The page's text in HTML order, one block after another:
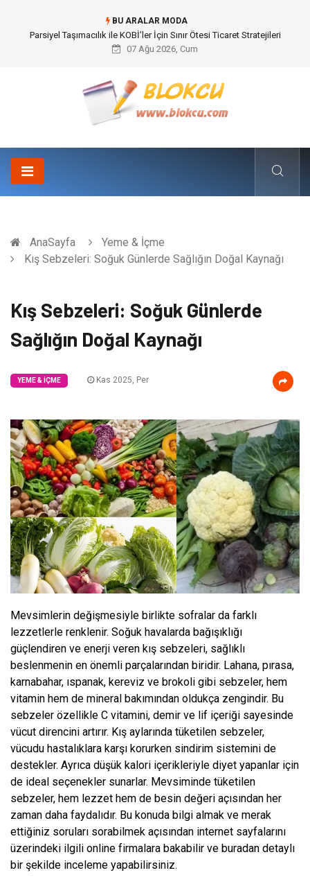
BU ARALAR MODA
Br544 ile Lastik ve Plastik Modifikasyonunda Yüksek Performans
07 Ağu 2026, Cum
AnaSayfa
Yeme & İçme
Kış Sebzeleri: Soğuk Günlerde Sağlığın Doğal Kaynağı
Kış Sebzeleri: Soğuk Günlerde
Sağlığın Doğal Kaynağı
YEME & İÇME Kas 2025, Per
Mevsimlerin değişmesiyle birlikte sofralar da farklı
lezzetlerle renklenir. Soğuk havalarda bağışıklığı
güçlendiren ve enerji veren kış sebzeleri, sağlıklı
beslenmenin en önemli parçalarından biridir. Lahana, pırasa,
karnabahar, ıspanak, kereviz ve brokoli gibi sebzeler, hem
vitamin hem de mineral bakımından oldukça zengindir. Bu
sebzeler özellikle C vitamini, demir ve lif içeriği sayesinde
vücut direncini artırır. Kış aylarında tüketilen sebzeler,
vücudu hastalıklara karşı korurken sindirim sistemini de
destekler. Ayrıca düşük kalori içerikleriyle diyet yapanlar için
de ideal seçenekler sunarlar. Mevsiminde tüketilen
sebzeler, hem lezzet hem de besin değeri açısından her
zaman daha faydalıdır. Bu konuda bilgi almak ve merak
ettiğiniz soruları sorabilmek açısından internet sayfalarını
üzerindeki ilgili online firmalara bakabilir ve buradan detaylı
bir şekilde inceleme yapabilirsiniz.